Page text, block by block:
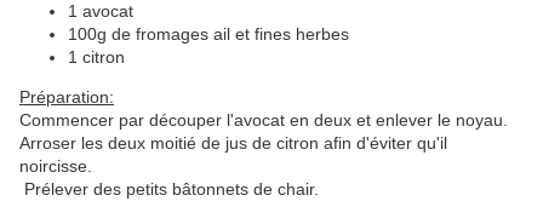
1 avocat
100g de fromages ail et fines herbes
1 citron
Préparation:
Commencer par découper l'avocat en deux et enlever le noyau.
Arroser les deux moitié de jus de citron afin d'éviter qu'il
noircisse.
Prélever des petits bâtonnets de chair.